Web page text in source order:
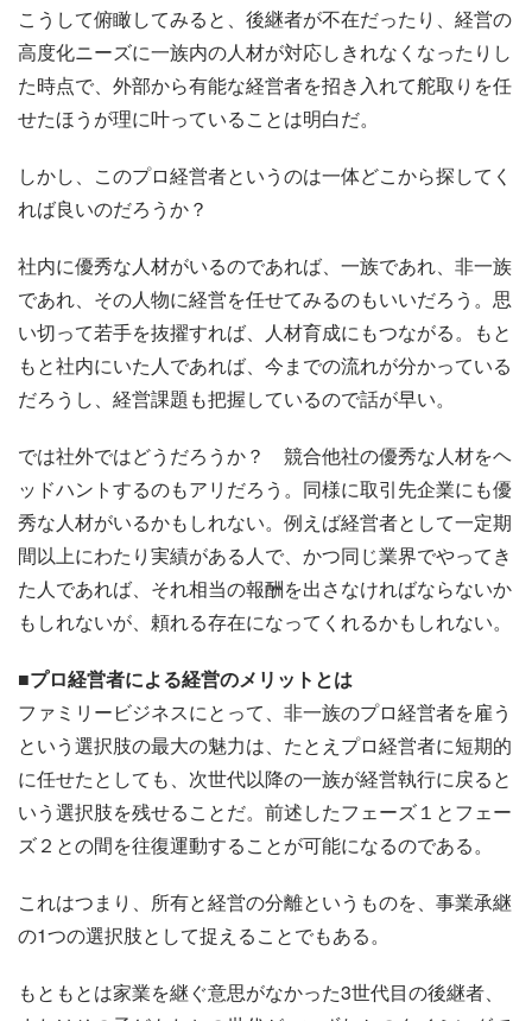
こうして俯瞰してみると、後継者が不在だったり、経営の
高度化ニーズに一族内の人材が対応しきれなくなったりし
た時点で、外部から有能な経営者を招き入れて舵取りを任
せたほうが理に叶っていることは明白だ。
しかし、このプロ経営者というのは一体どこから探してく
れば良いのだろうか？
社内に優秀な人材がいるのであれば、一族であれ、非一族
であれ、その人物に経営を任せてみるのもいいだろう。思
い切って若手を抜擢すれば、人材育成にもつながる。もと
もと社内にいた人であれば、今までの流れが分かっている
だろうし、経営課題も把握しているので話が早い。
では社外ではどうだろうか？ 競合他社の優秀な人材をヘ
ッドハントするのもアリだろう。同様に取引先企業にも優
秀な人材がいるかもしれない。例えば経営者として一定期
間以上にわたり実績がある人で、かつ同じ業界でやってき
た人であれば、それ相当の報酬を出さなければならないか
もしれないが、頼れる存在になってくれるかもしれない。
■プロ経営者による経営のメリットとは
ファミリービジネスにとって、非一族のプロ経営者を雇う
という選択肢の最大の魅力は、たとえプロ経営者に短期的
に任せたとしても、次世代以降の一族が経営執行に戻ると
いう選択肢を残せることだ。前述したフェーズ１とフェー
ズ２との間を往復運動することが可能になるのである。
これはつまり、所有と経営の分離というものを、事業承継
の1つの選択肢として捉えることでもある。
もともとは家業を継ぐ意思がなかった3世代目の後継者、